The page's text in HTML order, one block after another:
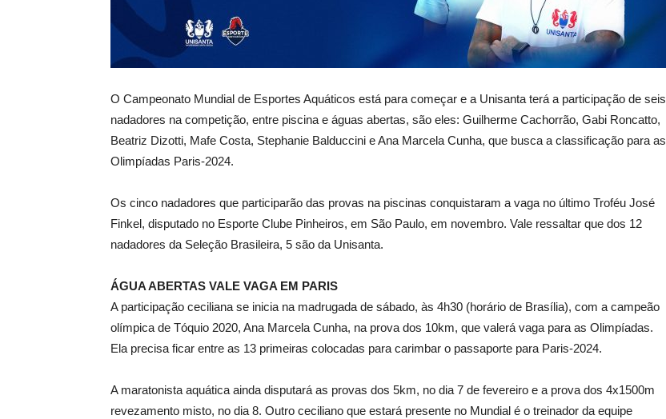
O Campeonato Mundial de Esportes Aquáticos está para começar e a Unisanta terá a participação de seis
nadadores na competição, entre piscina e águas abertas, são eles: Guilherme Cachorrão, Gabi Roncatto,
Beatriz Dizotti, Mafe Costa, Stephanie Balduccini e Ana Marcela Cunha, que busca a classificação para as
Olimpíadas Paris-2024.
Os cinco nadadores que participarão das provas na piscinas conquistaram a vaga no último Troféu José
Finkel, disputado no Esporte Clube Pinheiros, em São Paulo, em novembro. Vale ressaltar que dos 12
nadadores da Seleção Brasileira, 5 são da Unisanta.
ÁGUA ABERTAS VALE VAGA EM PARIS
A participação ceciliana se inicia na madrugada de sábado, às 4h30 (horário de Brasília), com a campeão
olímpica de Tóquio 2020, Ana Marcela Cunha, na prova dos 10km, que valerá vaga para as Olimpíadas.
Ela precisa ficar entre as 13 primeiras colocadas para carimbar o passaporte para Paris-2024.
A maratonista aquática ainda disputará as provas dos 5km, no dia 7 de fevereiro e a prova dos 4x1500m
revezamento misto, no dia 8. Outro ceciliano que estará presente no Mundial é o treinador da equipe